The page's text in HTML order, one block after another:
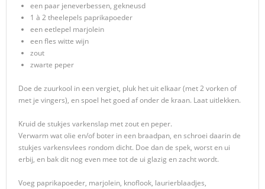
een paar jeneverbessen, gekneusd
1 à 2 theelepels paprikapoeder
een eetlepel marjolein
een fles witte wijn
zout
zwarte peper
Doe de zuurkool in een vergiet, pluk het uit elkaar (met 2 vorken of
met je vingers), en spoel het goed af onder de kraan. Laat uitlekken.
Kruid de stukjes varkenslap met zout en peper.
Verwarm wat olie en/of boter in een braadpan, en schroei daarin de
stukjes varkensvlees rondom dicht. Doe dan de spek, worst en ui
erbij, en bak dit nog even mee tot de ui glazig en zacht wordt.
Voeg paprikapoeder, marjolein, knoflook, laurierblaadjes,